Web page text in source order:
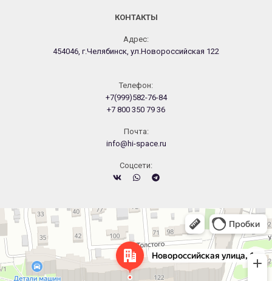
КОНТАКТЫ
Адрес:
454046, г.Челябинск, ул.Новороссийская 122
Телефон:
+7(999)582-76-84
+7 800 350 79 36
Почта:
info@hi-space.ru
Cоцсети:
Челябинск
Новороссийская улица, 122 — Яндекс.Карты